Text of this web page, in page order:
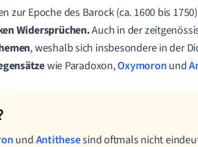
zur Epoche des Barock (ca. 1600 bis
Widersprüchen.Auch in der
, weshalb sich insbesondere in der
wie Paradoxon,Oxymoron und
und Antithesesind oftmals nicht